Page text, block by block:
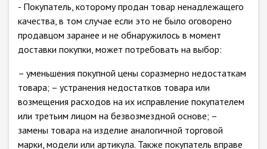
- Покупатель, которому продан товар ненадлежащего
качества, в том случае если это не было оговорено
продавцом заранее и не обнаружилось в момент
доставки покупки, может потребовать на выбор:
– уменьшения покупной цены соразмерно недостаткам
товара; – устранения недостатков товара или
возмещения расходов на их исправление покупателем
или третьим лицом на безвозмездной основе; –
замены товара на изделие аналогичной торговой
марки, модели или артикула. Также покупатель вправе